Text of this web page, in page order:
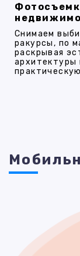
Снимаем
ракурсы, по
раскрывая
архитектуры